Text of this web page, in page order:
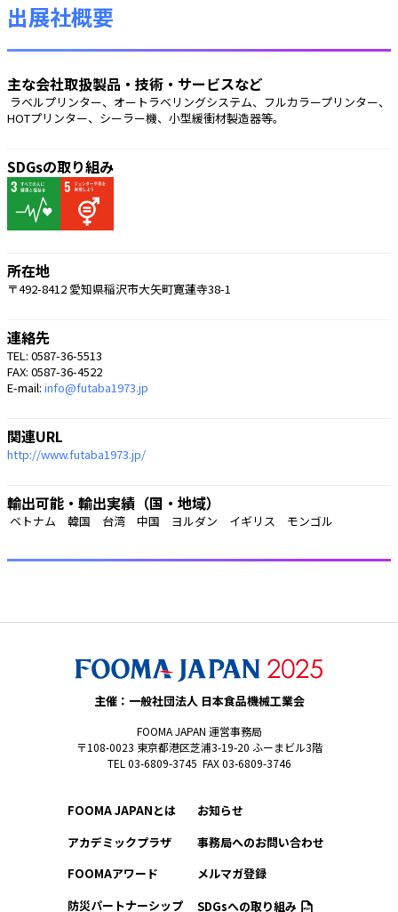
出展社概要
主な会社取扱製品・技術・サービスなど
HOTプリンター、シーラー機、小型緩衝材製造器等。
SDGsの取り組み
所在地
〒492-8412 愛知県稲沢市大矢町寛蓮寺38-1
連絡先
TEL: 0587-36-5513
FAX: 0587-36-4522
E-mail: info@futaba1973.jp
関連URL
http://www.futaba1973.jp/
輸出可能・輸出実績（国・地域）
ベトナム　韓国　台湾　中国　ヨルダン　イギリス　モンゴル
主催：一般社団法人 日本食品機械工業会
FOOMA JAPAN 運営事務局
〒108-0023 東京都港区芝浦3-19-20 ふーまビル3階
TEL 03-6809-3745 FAX 03-6809-3746
FOOMA JAPANとは
アカデミックプラザ
FOOMAアワード
防災パートナーシップ
お知らせ
事務局へのお問い合わせ
メルマガ登録
SDGsへの取り組み